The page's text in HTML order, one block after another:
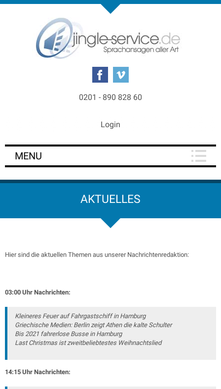
0201 - 890 828 60
Login
MENU
AKTUELLES
Hier sind die aktuellen Themen aus unserer Nachrichtenredaktion:
03:00 Uhr Nachrichten:
Kleineres Feuer auf Fahrgastschiff in Hamburg
Griechische Medien: Berlin zeigt Athen die kalte Schulter
Bis 2021 fahrerlose Busse in Hamburg
Last Christmas ist zweitbeliebtestes Weihnachtslied
14:15 Uhr Nachrichten: